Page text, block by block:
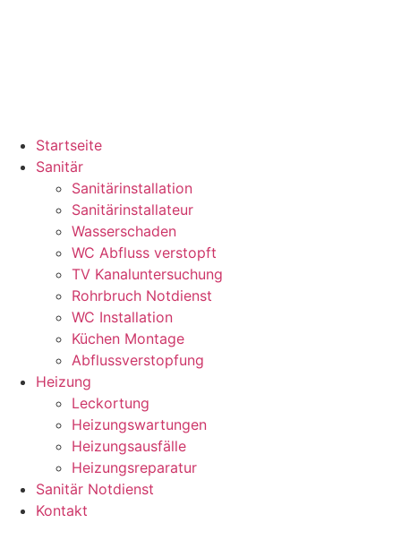
Startseite
Sanitär
Sanitärinstallation
Sanitärinstallateur
Wasserschaden
WC Abfluss verstopft
TV Kanaluntersuchung
Rohrbruch Notdienst
WC Installation
Küchen Montage
Abflussverstopfung
Heizung
Leckortung
Heizungswartungen
Heizungsausfälle
Heizungsreparatur
Sanitär Notdienst
Kontakt